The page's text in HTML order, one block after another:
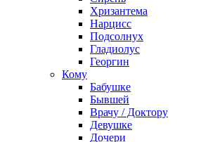
Хризантема
Нарцисс
Подсолнух
Гладиолус
Георгин
Кому
Бабушке
Бывшей
Врачу / Доктору
Девушке
Дочери